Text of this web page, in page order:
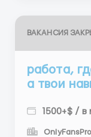
ВАКАНСИЯ
работа,
а твои
1500+$ / в